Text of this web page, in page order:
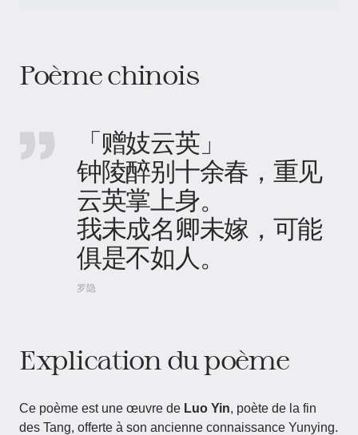
Poème chinois
「赠妓云英」
钟陵醉别十余春，重见
云英掌上身。
我未成名卿未嫁，可能
俱是不如人。
罗隐
Explication du poème
Ce poème est une œuvre de Luo Yin, poète de la fin
des Tang, offerte à son ancienne connaissance Yunying.